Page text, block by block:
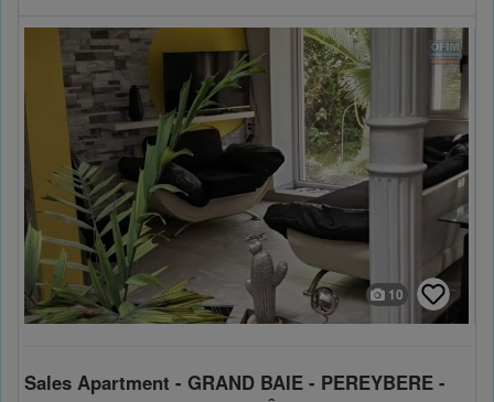
10
Sales Apartment - GRAND BAIE - PEREYBERE -